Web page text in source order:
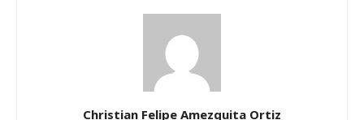
Christian Felipe Amezquita Ortiz